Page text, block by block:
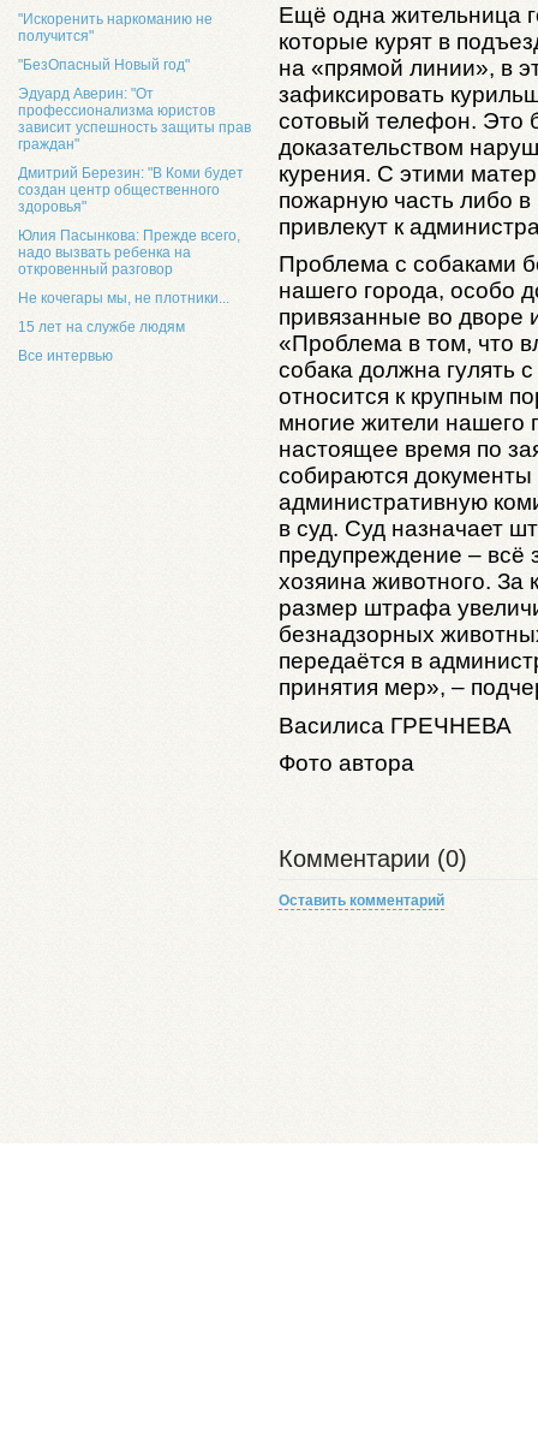
"Искоренить наркоманию не
получится"
"БезОпасный Новый год"
Эдуард Аверин: "От
профессионализма юристов
зависит успешность защиты прав
граждан"
Дмитрий Березин: "В Коми будет
создан центр общественного
здоровья"
Юлия Пасынкова: Прежде всего,
надо вызвать ребенка на
откровенный разговор
Не кочегары мы, не плотники...
15 лет на службе людям
Все интервью
Ещё одна жительница
которые курят в
на «прямой линии», в
зафиксировать
сотовый телефон. Это
доказательством
курения. С этими
пожарную часть либо
привлекут к
Проблема с собаками
нашего города, особо
привязанные во дворе
«Проблема в том, что
собака должна гулять
относится к крупным
многие жители нашего
настоящее время по
собираются
административную
в суд. Суд назначает
предупреждение – всё
хозяина животного.
размер штрафа
безнадзорных
передаётся в
принятия мер», –
Василиса ГРЕЧНЕВА
Фото автора
Комментарии (0)
Оставить комментарий